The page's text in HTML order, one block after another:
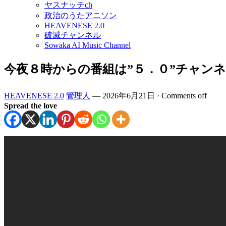
ヤスナッチch
政治のうたアニソン
HEAVENESE 2.0
破滅チャンネル
Sowaka AI Music Channel
今夜８時からの番組は”５．０”チャンネ
HEAVENESE 2.0 管理人 — 2026年6月21日 · Comments off
Spread the love